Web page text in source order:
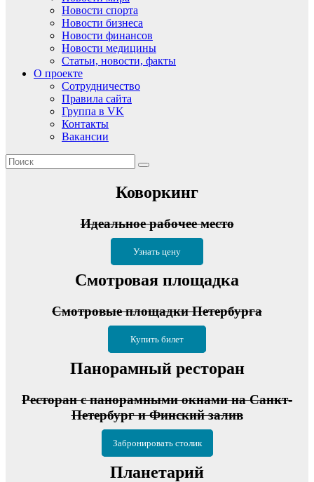
Новости спорта
Новости бизнеса
Новости финансов
Новости медицины
Статьи, новости, факты
О проекте
Сотрудничество
Правила сайта
Группа в VK
Контакты
Вакансии
Коворкинг
Идеальное рабочее место
Узнать цену
Смотровая площадка
Смотровые площадки Петербурга
Купить билет
Панорамный ресторан
Ресторан с панорамными окнами на Санкт-
Петербург и Финский залив
Забронировать столик
Планетарий